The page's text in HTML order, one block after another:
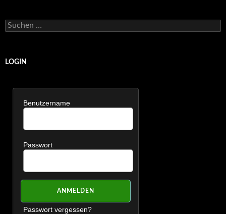
Suchen
nach:
LOGIN
Benutzername
Passwort
Passwort vergessen?